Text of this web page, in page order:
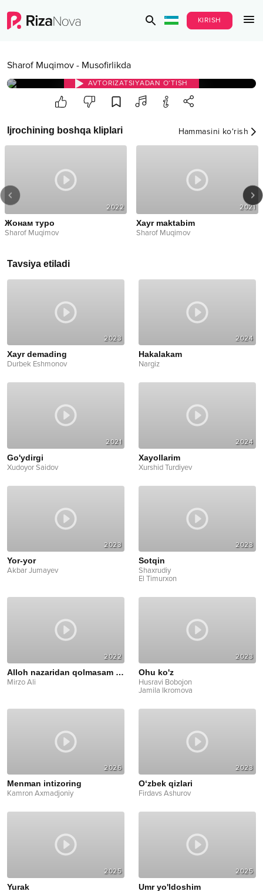
KIRISH
Sharof Muqimov - Musofirlikda
AVTORIZATSIYADAN O‘TISH
Ijrochining boshqa kliplari Hammasini ko‘rish
2022
Жонам туро
Sharof Muqimov
2021
Xayr maktabim
Sharof Muqimov
Tavsiya etiladi
2023
Xayr demading
Durbek Eshmonov
2024
Hakalakam
Nargiz
2021
Go'ydirgi
Xudoyor Saidov
2024
Xayollarim
Xurshid Turdiyev
2023
Yor-yor
Akbar Jumayev
2023
Sotqin
Shaxrudiy
El Timurxon
2022
Alloh nazaridan qolmasam bo‘ldi
Mirzo Ali
2023
Ohu ko'z
Husravi Bobojon
Jamila Ikromova
2026
Menman intizoring
Kamron Axmadjoniy
2023
O‘zbek qizlari
Firdavs Ashurov
2025
Yurak
2025
Umr yo'ldoshim